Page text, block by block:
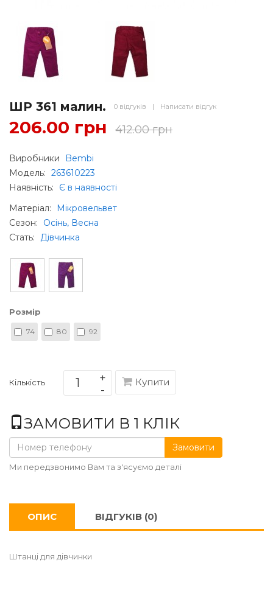
ШР 361 малин. 0 відгуків | Написати відгук
206.00 грн 412.00 грн
Виробники
Bembi
Модель: 263610223
Наявність:
Є в наявності
Матеріал:
Мікровельвет
Сезон:
Осінь, Весна
Стать: Дівчинка
Розмір
74 80 92
Кількість Купити
ЗАМОВИТИ В 1 КЛІК
Замовити
Ми передзвонимо Вам та з'ясуємо деталі
ОПИС ВІДГУКІВ (0)
Штанці для дівчинки